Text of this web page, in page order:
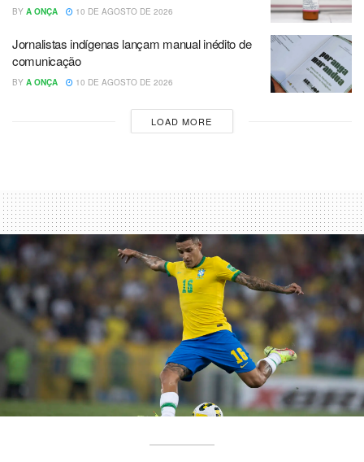
BY A ONÇA 10 DE AGOSTO DE 2026
Jornalistas indígenas lançam manual inédito de
comunicação
BY A ONÇA 10 DE AGOSTO DE 2026
LOAD MORE